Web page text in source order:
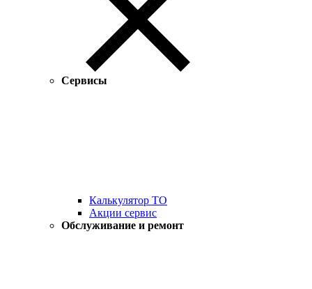
Сервисы
Калькулятор ТО
Акции сервис
Обслуживание и ремонт